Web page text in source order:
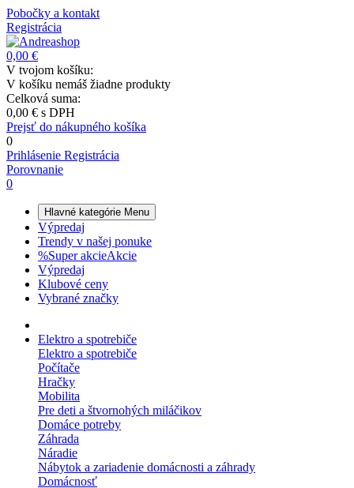
Pobočky a kontakt
Registrácia
0,00 €
V tvojom košíku:
V košíku nemáš žiadne produkty
Celková suma:
0,00 € s DPH
Prejsť do nákupného košíka
0
Prihlásenie Registrácia
Porovnanie
0
Hlavné kategórie Menu
Výpredaj
Trendy v našej ponuke
%Super akcieAkcie
Výpredaj
Klubové ceny
Vybrané značky
Elektro a spotrebiče
Elektro a spotrebiče
Počítače
Hračky
Mobilita
Pre deti a štvornohých miláčikov
Domáce potreby
Záhrada
Náradie
Nábytok a zariadenie domácnosti a záhrady
Domácnosť